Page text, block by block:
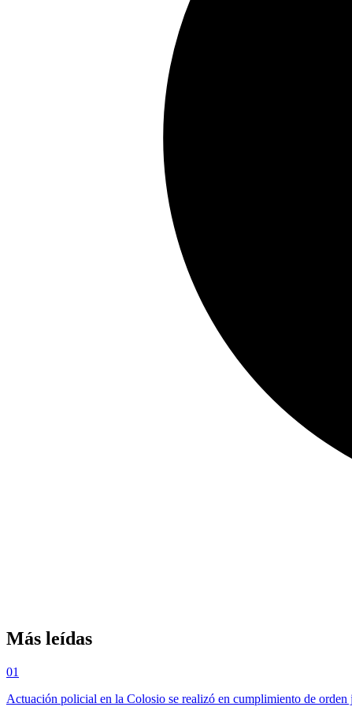
Más leídas
01
Actuación policial en la Colosio se realizó en cumplimiento de orden